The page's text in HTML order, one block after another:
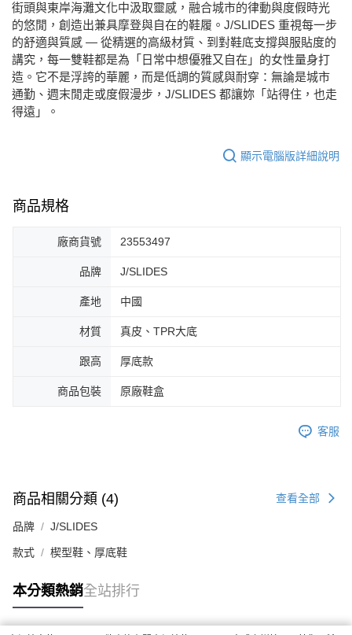
付款後門市自取
每筆NT$80，滿NT$2,000(含以上)免運費
街頭與東岸海灘文化中汲取靈感，融合城市的律動與度假時光
的悠閒，創造出兼具摩登與自在的鞋履。J/SLIDES 重視每一步
的舒適與質感 — 從精選的高級材質、到對鞋底支撐與服貼度的
講究，每一雙鞋都是為「日常中想優雅又自在」的女性量身打
造。它不是浮誇的華麗，而是低調的質感與耐穿：無論是城市
通勤、週末閒走或度假漫步，J/SLIDES 都讓妳「站得住，也走
得遠」。
顯示電腦版詳細說明
商品規格
廠商貨號 23553497
品牌 J/SLIDES
產地 中國
材質 真皮、TPR大底
跟高 厚底款
商品包裝 原廠鞋盒
客服
商品相關分類 (4) 查看全部
品牌 J/SLIDES
款式 楔型鞋、厚底鞋
本分類熱銷全站排行